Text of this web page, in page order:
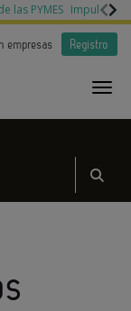
las PYMES Impulso a
empresas Registro